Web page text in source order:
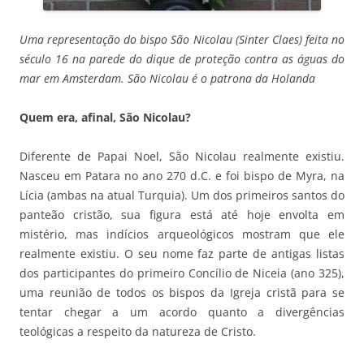
Uma representação do bispo São Nicolau (Sinter Claes) feita no
século 16 na parede do dique de proteção contra as águas do
mar em Amsterdam. São Nicolau é o patrona da Holanda
Quem era, afinal, São Nicolau?
Diferente de Papai Noel, São Nicolau realmente existiu.
Nasceu em Patara no ano 270 d.C. e foi bispo de Myra, na
Lícia (ambas na atual Turquia). Um dos primeiros santos do
panteão cristão, sua figura está até hoje envolta em
mistério, mas indícios arqueológicos mostram que ele
realmente existiu. O seu nome faz parte de antigas listas
dos participantes do primeiro Concílio de Niceia (ano 325),
uma reunião de todos os bispos da Igreja cristã para se
tentar chegar a um acordo quanto a divergências
teológicas a respeito da natureza de Cristo.